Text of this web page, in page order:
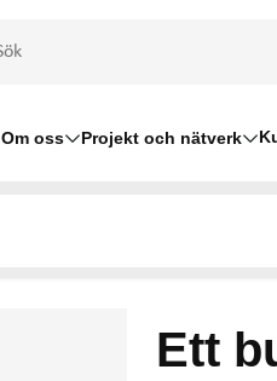
Om oss Projekt och nätverk
Ett